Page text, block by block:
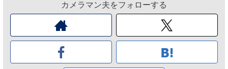
カメラマン夫をフォローする